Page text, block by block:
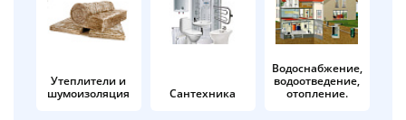
Утеплители и
шумоизоляция
Сантехника
Водоснабжение,
водоотведение,
отопление.
Получайте товар
выбранный способом
Оставшиеся
% будут